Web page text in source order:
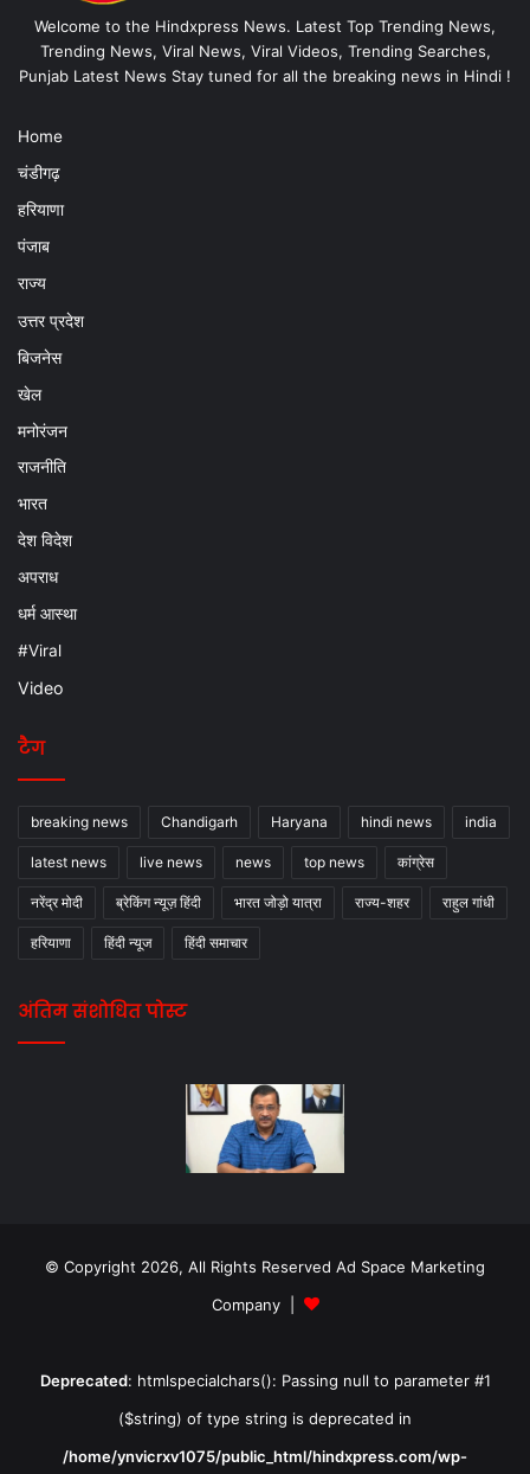
Welcome to the Hindxpress News. Latest Top Trending News,
Trending News, Viral News, Viral Videos, Trending Searches,
Punjab Latest News Stay tuned for all the breaking news in Hindi !
Home
चंडीगढ़
हरियाणा
पंजाब
राज्य
उत्तर प्रदेश
बिजनेस
खेल
मनोरंजन
राजनीति
भारत
देश विदेश
अपराध
धर्म आस्था
#Viral
Video
टैग
breaking news Chandigarh Haryana hindi news india
latest news live news news top news कांग्रेस
नरेंद्र मोदी ब्रेकिंग न्यूज़ हिंदी भारत जोड़ो यात्रा राज्य-शहर राहुल गांधी
हरियाणा हिंदी न्यूज हिंदी समाचार
अंतिम संशोधित पोस्ट
© Copyright 2026, All Rights Reserved Ad Space Marketing
Company |
Deprecated: htmlspecialchars(): Passing null to parameter #1
($string) of type string is deprecated in
/home/ynvicrxv1075/public_html/hindxpress.com/wp-